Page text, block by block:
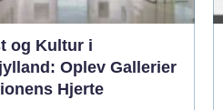
og Kultur i
Oplev Gallerier
Hjerte